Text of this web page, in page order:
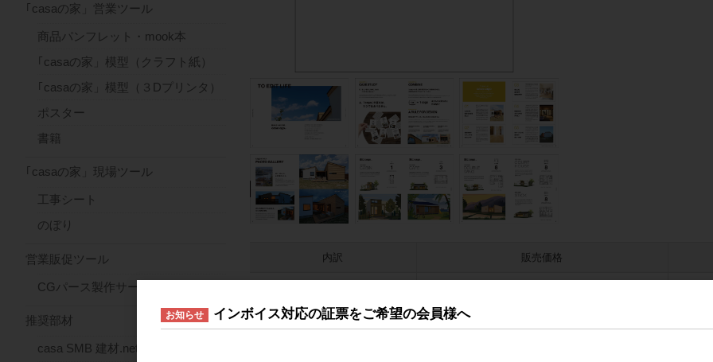
内訳 販売価格
10冊
｢casaの家」営業ツール
商品パンフレット・mook本
｢casaの家」模型（クラフト紙）
｢casaの家」模型（３Dプリンタ）
ポスター
書籍
｢casaの家」現場ツール
工事シート
のぼり
営業販促ツール
CGパース製作サービス
推奨部材
casa SMB 建材.net
お知らせ インボイス対応の証票をご希望の会員様へ